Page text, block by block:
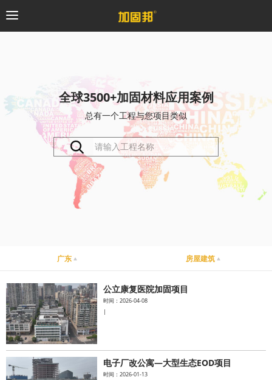
粘钢加固系统
预应力系统
桥梁支座系统
水泥基系统
新能源系统
案例中心
全球3500+加固材料应用案例
总有一个工程与您项目类似
广东 房屋建筑
公立康复医院加固项目
时间：2026-04-08
|
电子厂改公寓—大型生态EOD项目
时间：2026-01-13